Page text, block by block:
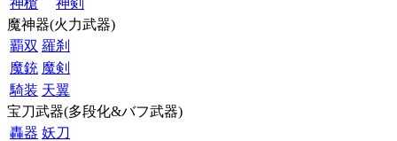
神槍
神剣
魔神器(火力武器)
覇双 羅刹
魔銃 魔剣
騎装 天翼
宝刀武器(多段化&バフ武器)
轟器 妖刀